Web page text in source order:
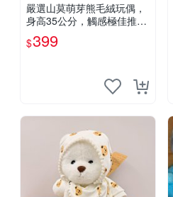
嚴選山莫萌芽熊毛絨玩偶，
身高35公分，觸感極佳推薦
收藏 萌芽熊 毛絨玩偶 串珠
玩偶
$399